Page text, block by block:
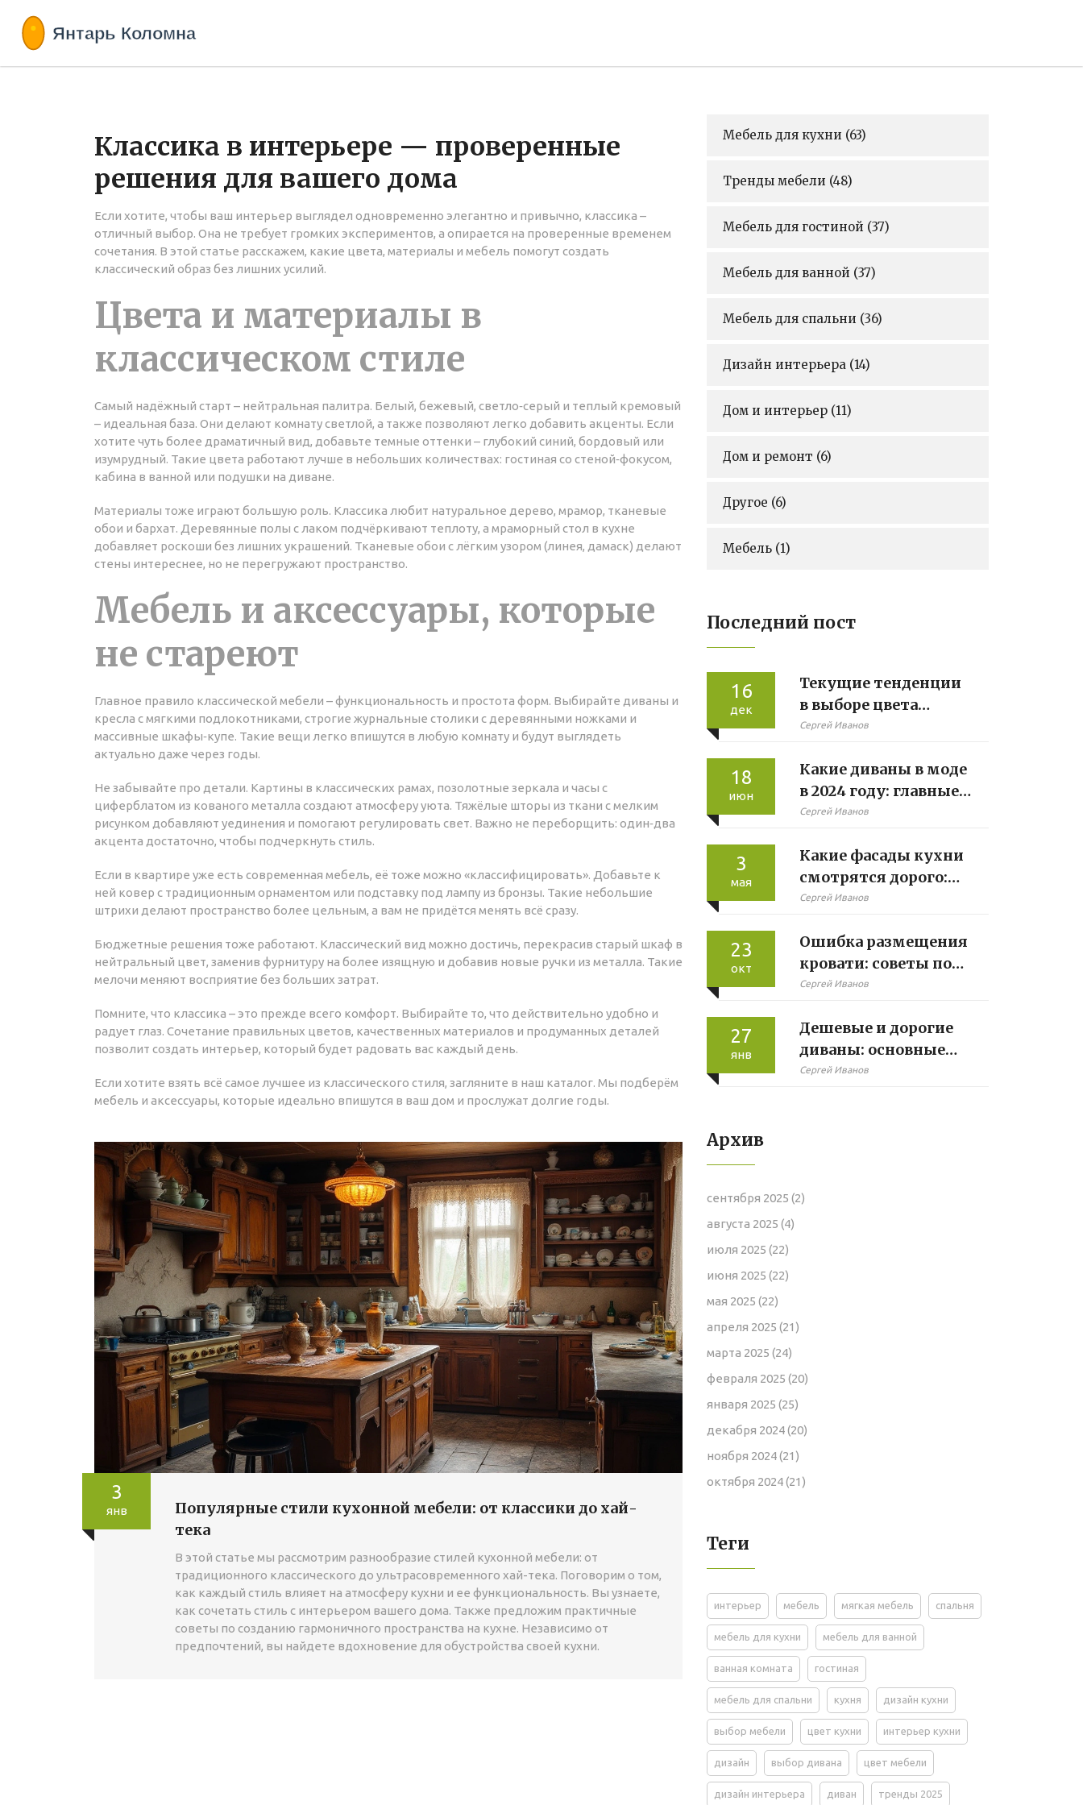
Классика в интерьере — проверенные
решения для вашего дома
Если хотите, чтобы ваш интерьер выглядел одновременно элегантно и привычно, классика –
отличный выбор. Она не требует громких экспериментов, а опирается на проверенные временем
сочетания. В этой статье расскажем, какие цвета, материалы и мебель помогут создать
классический образ без лишних усилий.
Цвета и материалы в
классическом стиле
Самый надёжный старт – нейтральная палитра. Белый, бежевый, светло‑серый и теплый кремовый
– идеальная база. Они делают комнату светлой, а также позволяют легко добавить акценты. Если
хотите чуть более драматичный вид, добавьте темные оттенки – глубокий синий, бордовый или
изумрудный. Такие цвета работают лучше в небольших количествах: гостиная со стеной‑фокусом,
кабина в ванной или подушки на диване.
Материалы тоже играют большую роль. Классика любит натуральное дерево, мрамор, тканевые
обои и бархат. Деревянные полы с лаком подчёркивают теплоту, а мраморный стол в кухне
добавляет роскоши без лишних украшений. Тканевые обои с лёгким узором (линея, дамаск) делают
стены интереснее, но не перегружают пространство.
Мебель и аксессуары, которые
не стареют
Главное правило классической мебели – функциональность и простота форм. Выбирайте диваны и
кресла с мягкими подлокотниками, строгие журнальные столики с деревянными ножками и
массивные шкафы‑купе. Такие вещи легко впишутся в любую комнату и будут выглядеть
актуально даже через годы.
Не забывайте про детали. Картины в классических рамах, позолотные зеркала и часы с
циферблатом из кованого металла создают атмосферу уюта. Тяжёлые шторы из ткани с мелким
рисунком добавляют уединения и помогают регулировать свет. Важно не переборщить: один‑два
акцента достаточно, чтобы подчеркнуть стиль.
Если в квартире уже есть современная мебель, её тоже можно «классифицировать». Добавьте к
ней ковер с традиционным орнаментом или подставку под лампу из бронзы. Такие небольшие
штрихи делают пространство более цельным, а вам не придётся менять всё сразу.
Бюджетные решения тоже работают. Классический вид можно достичь, перекрасив старый шкаф в
нейтральный цвет, заменив фурнитуру на более изящную и добавив новые ручки из металла. Такие
мелочи меняют восприятие без больших затрат.
Помните, что классика – это прежде всего комфорт. Выбирайте то, что действительно удобно и
радует глаз. Сочетание правильных цветов, качественных материалов и продуманных деталей
позволит создать интерьер, который будет радовать вас каждый день.
Если хотите взять всё самое лучшее из классического стиля, загляните в наш каталог. Мы подберём
мебель и аксессуары, которые идеально впишутся в ваш дом и прослужат долгие годы.
3
янв
Популярные стили кухонной мебели: от классики до хай-
тека
В этой статье мы рассмотрим разнообразие стилей кухонной мебели: от
традиционного классического до ультрасовременного хай-тека. Поговорим о том,
как каждый стиль влияет на атмосферу кухни и ее функциональность. Вы узнаете,
как сочетать стиль с интерьером вашего дома. Также предложим практичные
советы по созданию гармоничного пространства на кухне. Независимо от
предпочтений, вы найдете вдохновение для обустройства своей кухни.
Мебель для кухни (63)
Тренды мебели (48)
Мебель для гостиной (37)
Мебель для ванной (37)
Мебель для спальни (36)
Дизайн интерьера (14)
Дом и интерьер (11)
Дом и ремонт (6)
Другое (6)
Мебель (1)
Последний пост
16
дек
Текущие тенденции
в выборе цвета
комодов: как
оттенок
Сергей Иванов
18
июн
Какие диваны в моде
в 2024 году: главные
тренды и советы
Сергей Иванов
3
мая
Какие фасады кухни
смотрятся дорого:
секреты выбора
Сергей Иванов
23
окт
Ошибка размещения
кровати: советы по
оформлению
Сергей Иванов
27
янв
Дешевые и дорогие
диваны: основные
различия и
Сергей Иванов
Архив
сентября 2025 (2)
августа 2025 (4)
июля 2025 (22)
июня 2025 (22)
мая 2025 (22)
апреля 2025 (21)
марта 2025 (24)
февраля 2025 (20)
января 2025 (25)
декабря 2024(20)
ноября 2024(21)
октября 2024(21)
Теги
интерьер мебель мягкая мебель спальня
мебель для кухни мебель для ванной
ванная комната гостиная
мебель для спальни кухня дизайн кухни
выбор мебели цвет кухни интерьер кухни
дизайн выбор дивана цвет мебели
дизайн интерьера диван тренды 2025